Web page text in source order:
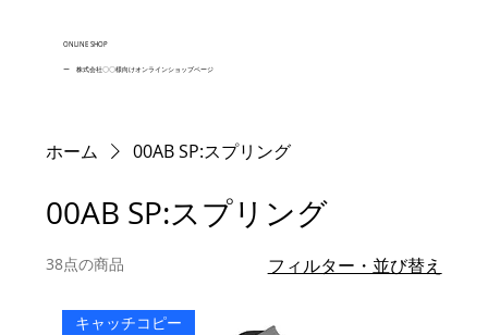
ONLINE SHOP
ー 株式会社〇〇様向けオンラインショップページ
ホーム 00AB SP:スプリング
00AB SP:スプリング
38点の商品 フィルター・並び替え
キャッチコピー